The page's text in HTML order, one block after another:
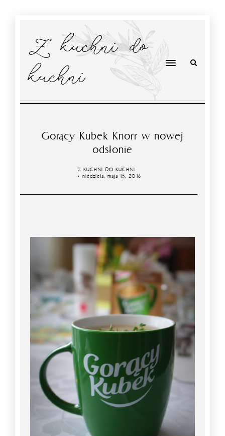
Z kuchni do
kuchni
Gorący Kubek Knorr w nowej
odsłonie
Z KUCHNI DO KUCHNI
niedziela, maja 15, 2016